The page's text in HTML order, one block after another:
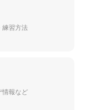
練習方法
情報など